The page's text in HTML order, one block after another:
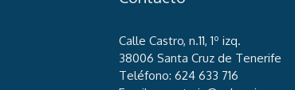
Calle Castro, n.11, 1º izq.
38006 Santa Cruz de Tenerife
Teléfono: 624 633 716